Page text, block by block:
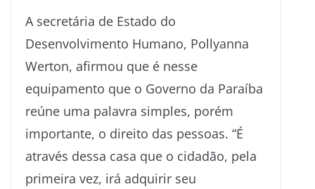
A secretária de Estado do
Desenvolvimento Humano, Pollyanna
Werton, afirmou que é nesse
equipamento que o Governo da Paraíba
reúne uma palavra simples, porém
importante, o direito das pessoas. “É
através dessa casa que o cidadão, pela
primeira vez, irá adquirir seu